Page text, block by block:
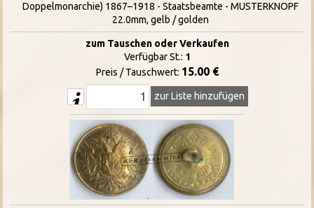
Doppelmonarchie) 1867–1918 - Staatsbeamte - MUSTERKNOPF
22.0mm, gelb / golden
zum Tauschen oder Verkaufen
Verfügbar St.: 1
Preis / Tauschwert: 15.00 €
zur Liste hinzufügen